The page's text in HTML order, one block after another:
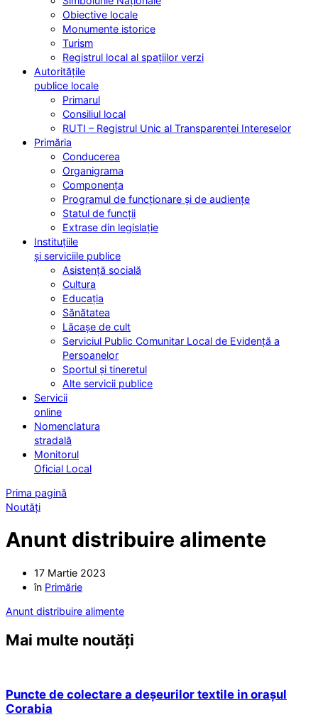
Obiective locale
Monumente istorice
Turism
Registrul local al spațiilor verzi
Autoritățile
publice locale
Primarul
Consiliul local
RUTI – Registrul Unic al Transparenței Intereselor
Primăria
Conducerea
Organigrama
Componența
Programul de funcționare și de audiențe
Statul de funcții
Extrase din legislație
Instituțiile
și serviciile publice
Asistență socială
Cultura
Educația
Sănătatea
Lăcașe de cult
Serviciul Public Comunitar Local de Evidență a
Persoanelor
Sportul și tineretul
Alte servicii publice
Servicii
online
Nomenclatura
stradală
Monitorul
Oficial Local
Prima pagină
Noutăți
Anunt distribuire alimente
17 Martie 2023
în Primărie
Anunt distribuire alimente
Mai multe noutăți
Puncte de colectare a deșeurilor textile in orașul
Corabia